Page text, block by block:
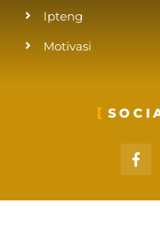
Ipteng
Motivasi